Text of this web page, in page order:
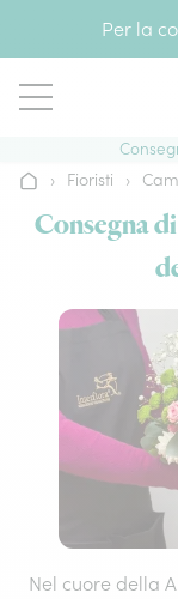
Per la
Home› Fioristi ›
Consegna
Nel cuore della